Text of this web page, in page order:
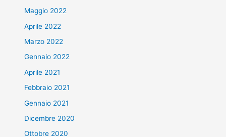
Maggio 2022
Aprile 2022
Marzo 2022
Gennaio 2022
Aprile 2021
Febbraio 2021
Gennaio 2021
Dicembre 2020
Ottobre 2020